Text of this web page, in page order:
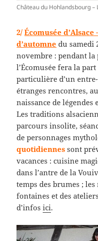
Château du Hohlandsbourg –
2/ Écomusée
d’automne du samedi
novembre : pendant la
l’Écomusée fera la
particulière d’un
étranges rencontres,
naissance de légendes
Les traditions
parcours insolite,
de personnages
quotidiennes sont
vacances : cuisine
dans l’antre de la
temps des brumes ;
fontaines et des
d’infosici.